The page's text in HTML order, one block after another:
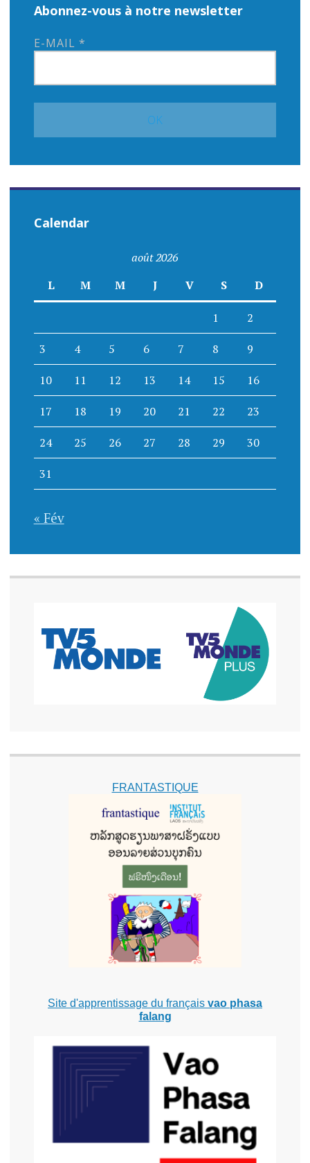
Abonnez-vous à notre newsletter
E-MAIL *
Calendar
août 2026
L
M M J V S D
1 2
3 4 5 6 7 8 9
10 11 12 13 14 15 16
17 18 19 20 21 22 23
24 25 26 27 28 29 30
31
« Fév
FRANTASTIQUE
Site d'apprentissage du français vao phasa
falang